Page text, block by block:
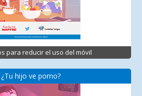
para reducir el uso del móvil
¿Tu hijo ve porno?